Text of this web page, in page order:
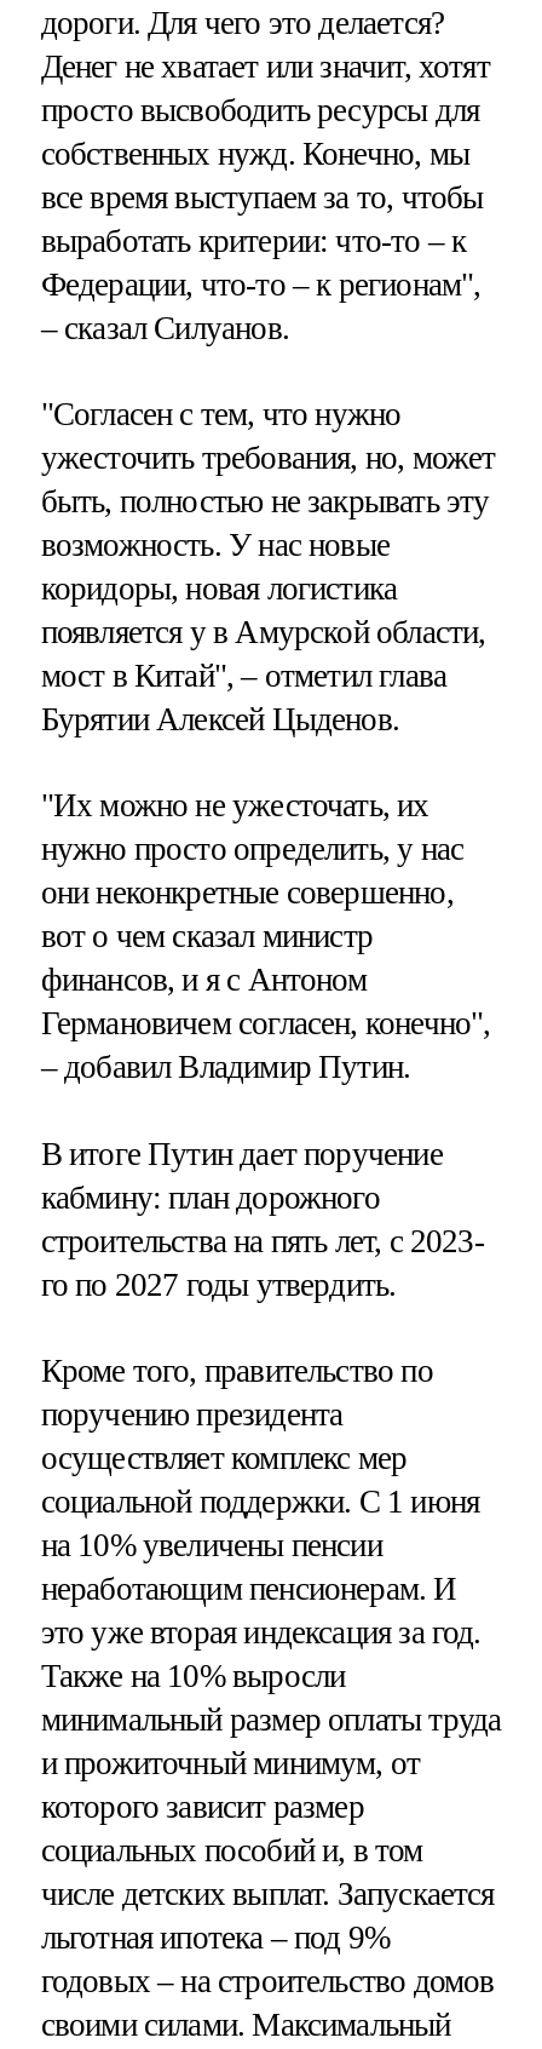
дороги. Для чего это делается?
Денег не хватает или значит, хотят
просто высвободить ресурсы для
собственных нужд. Конечно, мы
все время выступаем за то, чтобы
выработать критерии: что-то – к
Федерации, что-то – к регионам",
– сказал Силуанов.
"Согласен с тем, что нужно
ужесточить требования, но, может
быть, полностью не закрывать эту
возможность. У нас новые
коридоры, новая логистика
появляется у в Амурской области,
мост в Китай", – отметил глава
Бурятии Алексей Цыденов.
"Их можно не ужесточать, их
нужно просто определить, у нас
они неконкретные совершенно,
вот о чем сказал министр
финансов, и я с Антоном
Германовичем согласен, конечно",
– добавил Владимир Путин.
В итоге Путин дает поручение
кабмину: план дорожного
строительства на пять лет, с 2023-
го по 2027 годы утвердить.
Кроме того, правительство по
поручению президента
осуществляет комплекс мер
социальной поддержки. С 1 июня
на 10% увеличены пенсии
неработающим пенсионерам. И
это уже вторая индексация за год.
Также на 10% выросли
минимальный размер оплаты труда
и прожиточный минимум, от
которого зависит размер
социальных пособий и, в том
числе детских выплат. Запускается
льготная ипотека – под 9%
годовых – на строительство домов
своими силами. Максимальный